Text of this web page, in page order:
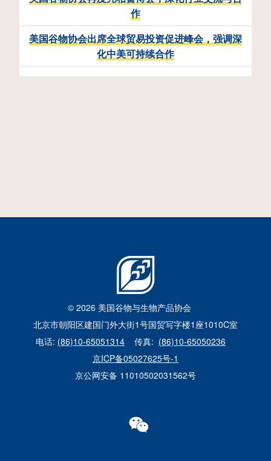
作
美国谷物协会出席全球贸易投资促进峰会，强调深
化中美可持续合作
2026年6月24日
© 2026 美国谷物与生物产品协会
北京市朝阳区建国门外大街1号国贸写字楼1座1010C室
电话: (86)10-65051314 传真: (86)10-65050236
京ICP备05027625号-1
京公网安备 11010502031562号